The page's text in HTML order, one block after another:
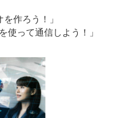
作ろう！」
使って通信しよう！」